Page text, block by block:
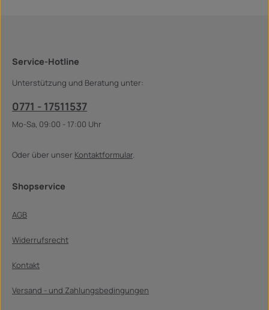
Service-Hotline
Unterstützung und Beratung unter:
0771 - 17511537
Mo-Sa, 09:00 - 17:00 Uhr
Oder über unser Kontaktformular.
Shopservice
AGB
Widerrufsrecht
Kontakt
Versand - und Zahlungsbedingungen